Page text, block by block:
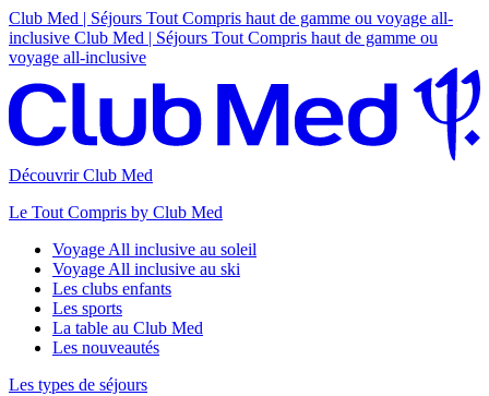
Club Med | Séjours Tout Compris haut de gamme ou voyage all-
inclusive Club Med | Séjours Tout Compris haut de gamme ou
voyage all-inclusive
Découvrir Club Med
Le Tout Compris by Club Med
Voyage All inclusive au soleil
Voyage All inclusive au ski
Les clubs enfants
Les sports
La table au Club Med
Les nouveautés
Les types de séjours